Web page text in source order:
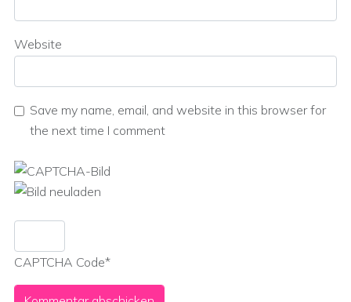
Website
Save my name, email, and website in this browser for
the next time I comment
CAPTCHA Code*